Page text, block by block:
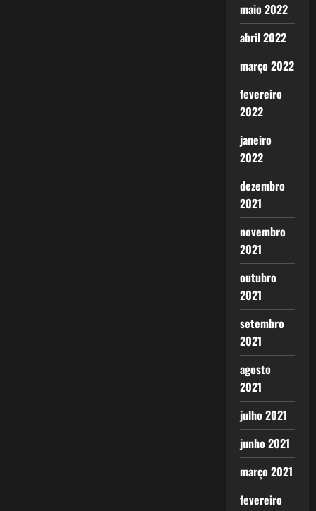
maio 2022
abril 2022
março 2022
fevereiro
2022
janeiro
2022
dezembro
2021
novembro
2021
outubro
2021
setembro
2021
agosto
2021
julho 2021
junho 2021
março 2021
fevereiro